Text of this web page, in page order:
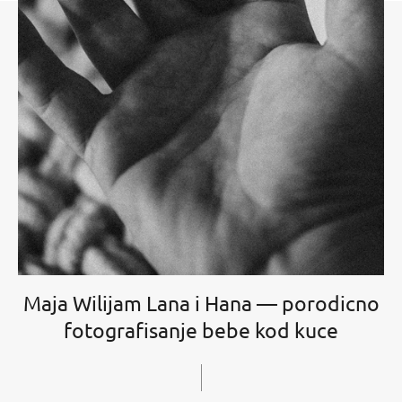
Maja Wilijam Lana i Hana — porodicno
fotografisanje bebe kod kuce